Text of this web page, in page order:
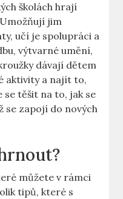
školách hrají
jim
učí je spolupráci a
výtvarné umění,
dávají dětem
aktivity a najít to,
se těšit na to, jak se
se zapojí do nových
můžete v rámci
tipů, které s